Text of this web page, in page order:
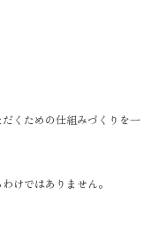
くための仕組みづくりを一
けではありません。